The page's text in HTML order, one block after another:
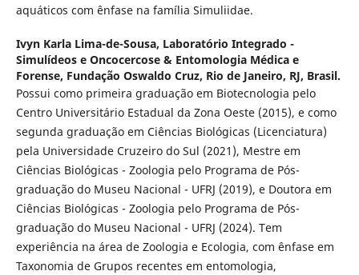
aquáticos com ênfase na família Simuliidae.
Ivyn Karla Lima-de-Sousa, Laboratório Integrado -
Simulídeos e Oncocercose & Entomologia Médica e
Forense, Fundação Oswaldo Cruz, Rio de Janeiro, RJ, Brasil.
Possui como primeira graduação em Biotecnologia pelo
Centro Universitário Estadual da Zona Oeste (2015), e como
segunda graduação em Ciências Biológicas (Licenciatura)
pela Universidade Cruzeiro do Sul (2021), Mestre em
Ciências Biológicas - Zoologia pelo Programa de Pós-
graduação do Museu Nacional - UFRJ (2019), e Doutora em
Ciências Biológicas - Zoologia pelo Programa de Pós-
graduação do Museu Nacional - UFRJ (2024). Tem
experiência na área de Zoologia e Ecologia, com ênfase em
Taxonomia de Grupos recentes em entomologia,